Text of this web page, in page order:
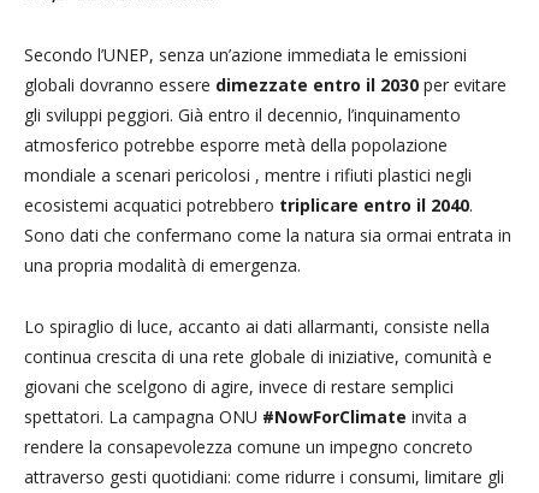
Secondo l’UNEP, senza un’azione immediata le emissioni
globali dovranno essere dimezzate entro il 2030 per evitare
gli sviluppi peggiori. Già entro il decennio, l’inquinamento
atmosferico potrebbe esporre metà della popolazione
mondiale a scenari pericolosi , mentre i rifiuti plastici negli
ecosistemi acquatici potrebbero triplicare entro il 2040.
Sono dati che confermano come la natura sia ormai entrata in
una propria modalità di emergenza.
Lo spiraglio di luce, accanto ai dati allarmanti, consiste nella
continua crescita di una rete globale di iniziative, comunità e
giovani che scelgono di agire, invece di restare semplici
spettatori. La campagna ONU #NowForClimate invita a
rendere la consapevolezza comune un impegno concreto
attraverso gesti quotidiani: come ridurre i consumi, limitare gli